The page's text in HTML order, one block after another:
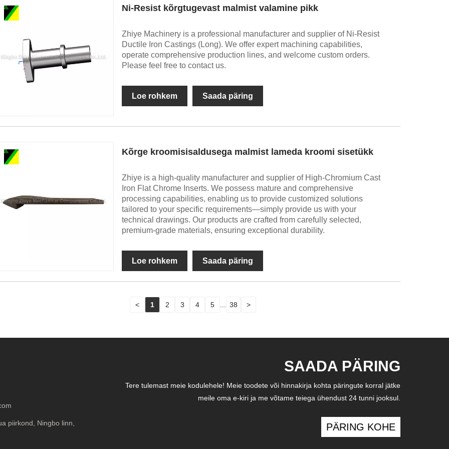
Ni-Resist kõrgtugevast malmist valamine pikk
Zhiye Machinery is a professional manufacturer and supplier of Ni-Resist
Ductile Iron Castings (Long). We offer expert machining capabilities,
operate comprehensive production lines, and welcome custom orders.
Please feel free to contact us.
Loe rohkem Saada päring
Kõrge kroomisisaldusega malmist lameda kroomi sisetükk
Zhiye is a high-quality manufacturer and supplier of High-Chromium Cast
Iron Flat Chrome Inserts. We possess mature and comprehensive
processing capabilities, enabling us to provide customized solutions
tailored to your specific requirements—simply provide us with your
technical drawings. Our products are crafted from carefully selected,
premium-grade materials, ensuring exceptional durability.
Loe rohkem Saada päring
< 1 2 3 4 5 ... 38 >
piirkond, Ningbo linn,
SAADA PÄRING
Tere tulemast meie kodulehele! Meie toodete või hinnakirja kohta päringute korral jätke
meile oma e-kiri ja me võtame teiega ühendust 24 tunni jooksul.
PÄRING KOHE